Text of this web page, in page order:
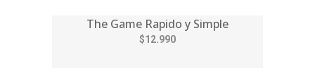
The Game Rapido y Simple
$12.990